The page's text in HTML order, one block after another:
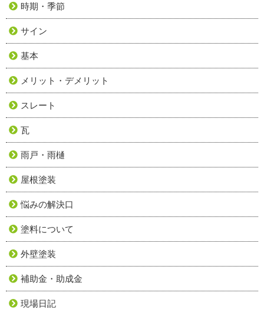
時期・季節
サイン
基本
メリット・デメリット
スレート
瓦
雨戸・雨樋
屋根塗装
悩みの解決口
塗料について
外壁塗装
補助金・助成金
現場日記